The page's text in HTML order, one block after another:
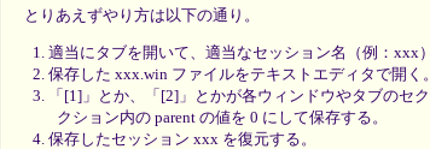
とりあえずやり方は以下の通り。
適当にタブを開いて、適当なセッション名（例：xxx
保存した xxx.win ファイルをテキストエディタで開く。
「[1]」とか、「[2]」とかが各ウィンドウやタブのセ
クション内の parent の値を 0 にして保存する。
保存したセッション xxx を復元する。